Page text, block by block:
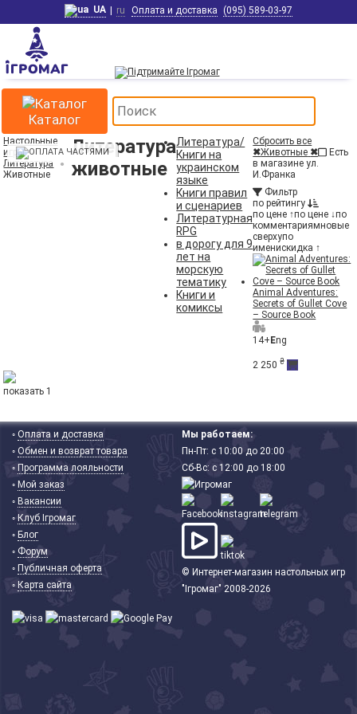
UA | ru Оплата и доставка (095) 589-03-97
Каталог
Настольные
игры
Литература
Животные
Литература
животные
Литература/
Книги на
украинском
языке
Книги правил
и сценариев
Литературная
RPG
в дорогу для 9
лет на
морскую
тематику
Книги и
комиксы
Сбросить все
✖Животные ✖
Есть
в магазине ул.
И.Франка
Фильтр
по рейтингу
по цене ↑по цене ↓по
комментариямновые
сверхупо
именискидка ↑
Animal Adventures:
Secrets of Gullet Cove
– Source Book
14+ Eng
2 250₴
показать 1
◦Оплата и доставка
◦Обмен и возврат товара
◦ Программа лояльности
◦ Мой заказ
◦ Вакансии
◦ Клуб Ігромаг
◦ Блог
◦ Форум
◦ Публичная оферта
◦ Карта сайта
Мы работаем:
Пн-Пт: с 10:00 до 20:00
Сб-Вс: с 12:00 до 18:00
© Интернет-магазин настольных игр
"Ігромаг" 2008-2026